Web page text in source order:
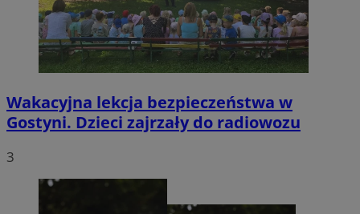
Wakacyjna lekcja bezpieczeństwa w
Gostyni. Dzieci zajrzały do radiowozu
3